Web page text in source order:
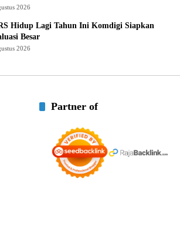
2026
Hidup Lagi Tahun Ini Komdigi Siapkan
Besar
2026
Partner of